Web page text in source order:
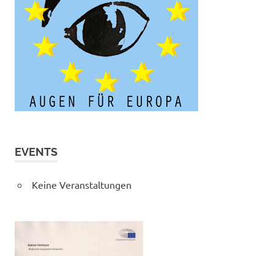
EVENTS
Keine Veranstaltungen